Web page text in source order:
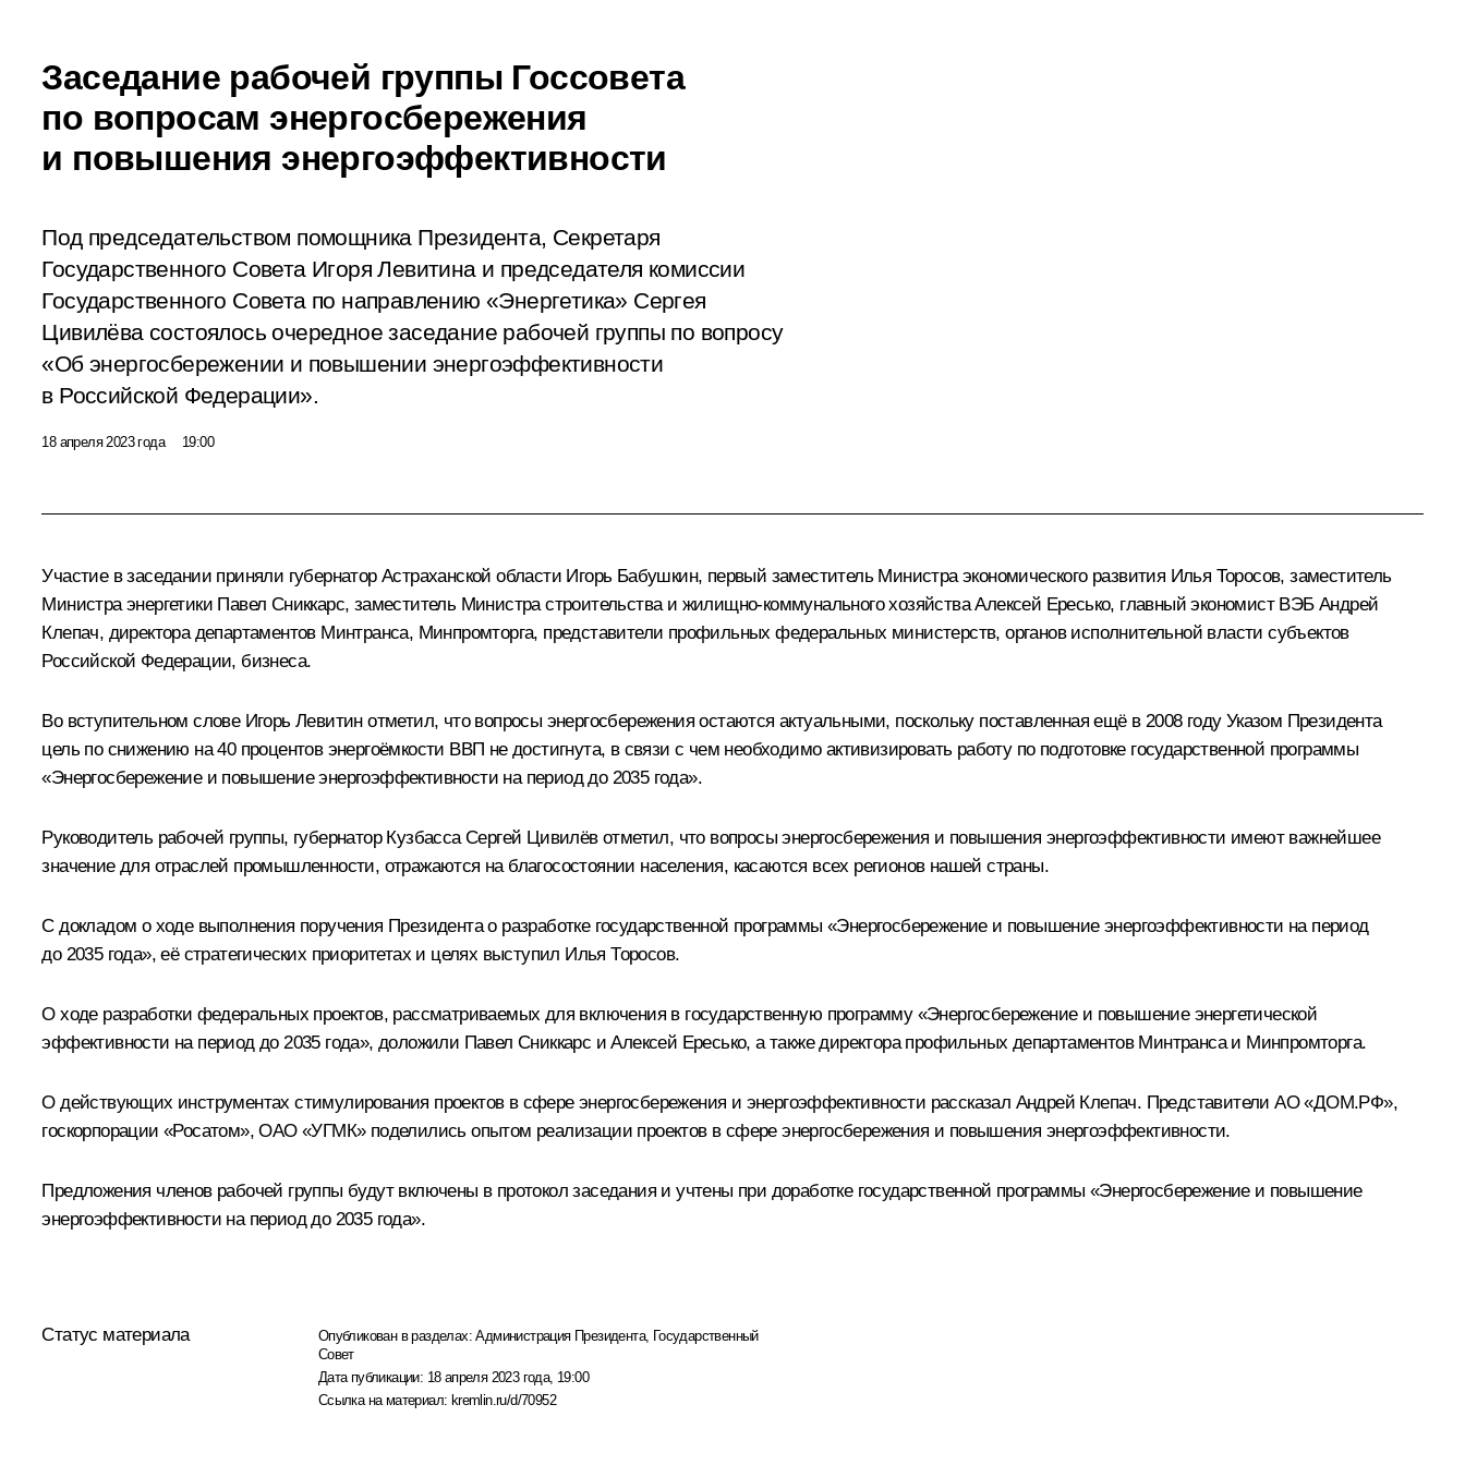
Заседание рабочей группы Госсовета
по вопросам энергосбережения
и повышения энергоэффективности
Под председательством помощника Президента, Секретаря
Государственного Совета Игоря Левитина и председателя комиссии
Государственного Совета по направлению «Энергетика» Сергея
Цивилёва состоялось очередное заседание рабочей группы по вопросу
«Об энергосбережении и повышении энергоэффективности
в Российской Федерации».
18 апреля 2023 года 19:00
Участие в заседании приняли губернатор Астраханской области Игорь Бабушкин, первый заместитель Министра экономического развития Илья Торосов, заместитель
Министра энергетики Павел Сниккарс, заместитель Министра строительства и жилищно-коммунального хозяйства Алексей Ересько, главный экономист ВЭБ Андрей
Клепач, директора департаментов Минтранса, Минпромторга, представители профильных федеральных министерств, органов исполнительной власти субъектов
Российской Федерации, бизнеса.
Во вступительном слове Игорь Левитинотметил, что вопросы энергосбережения остаются актуальными, поскольку поставленная ещё в 2008 году Указом Президента
цель по снижению на 40 процентов энергоёмкости ВВП не достигнута, в связи с чем необходимо активизировать работу по подготовке государственной программы
«Энергосбережение и повышение энергоэффективности на период до 2035 года».
Руководитель рабочей группы, губернатор Кузбасса Сергей Цивилёвотметил, что вопросы энергосбережения и повышения энергоэффективности имеют важнейшее
значение для отраслей промышленности, отражаются на благосостоянии населения, касаются всех регионов нашей страны.
С докладом о ходе выполнения поручения Президента о разработке государственной программы «Энергосбережение и повышение энергоэффективности на период
до 2035 года», её стратегических приоритетах и целях выступил Илья Торосов.
О ходе разработки федеральных проектов, рассматриваемых для включения в государственную программу «Энергосбережение и повышение энергетической
эффективности на период до 2035 года», доложили Павел Сниккарс и Алексей Ересько, а также директора профильных департаментов Минтранса и Минпромторга.
О действующих инструментах стимулирования проектов в сфере энергосбережения и энергоэффективности рассказал Андрей Клепач. Представители АО «ДОМ.РФ»,
госкорпорации «Росатом», ОАО «УГМК» поделились опытом реализации проектов в сфере энергосбережения и повышения энергоэффективности.
Предложения членов рабочей группы будут включены в протокол заседания и учтены при доработке государственной программы «Энергосбережение и повышение
энергоэффективности на период до 2035 года».
Статус материала Опубликован в разделах:Администрация Президента, Государственный
Совет
Дата публикации: 18 апреля 2023 года, 19:00
Ссылка на материал: kremlin.ru/d/70952